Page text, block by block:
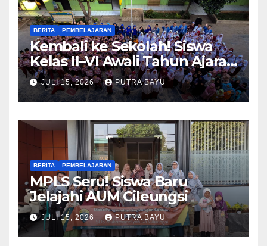
BERITA PEMBELAJARAN
Kembali ke Sekolah! Siswa
Kelas II–VI Awali Tahun Ajaran
Baru
JULI 15, 2026 PUTRA BAYU
BERITA PEMBELAJARAN
MPLS Seru! Siswa Baru
Jelajahi AUM Cileungsi
JULI 15, 2026 PUTRA BAYU